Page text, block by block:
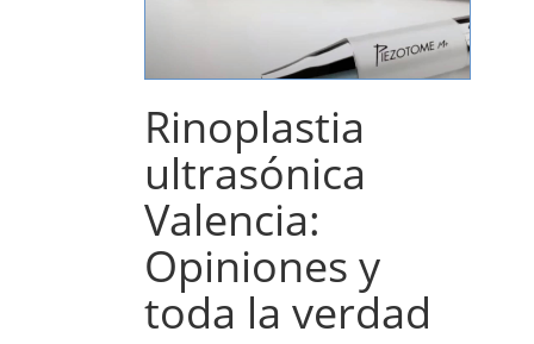
Rinoplastia
ultrasónica
Valencia:
Opiniones y
toda la verdad